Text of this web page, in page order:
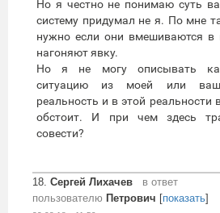
Но я честно не понимаю суть
систему придумал не я. По мне
нужно если они вмешиваются в
нагоняют явку.
Но я не могу описывать
ситуацию из моей или
реальность и в этой реальности
обстоит. И при чем здесь
совести?
18. Сергей Лихачев
в ответ
пользователю Петрович [показать]